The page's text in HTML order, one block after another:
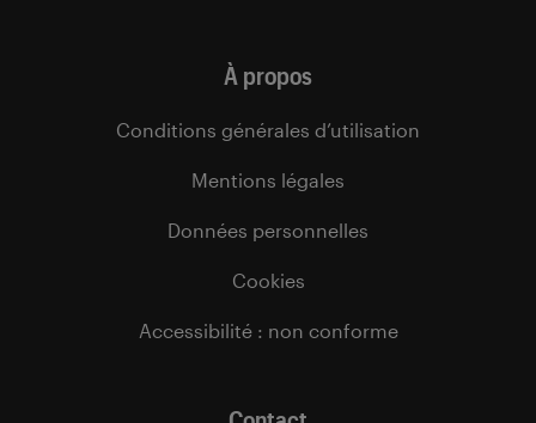
À propos
Conditions générales d’utilisation
Mentions légales
Données personnelles
Cookies
Accessibilité : non conforme